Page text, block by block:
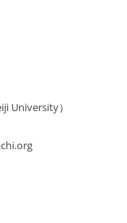
University）